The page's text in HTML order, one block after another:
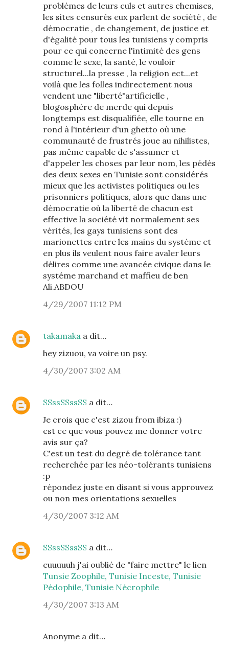
problémes de leurs culs et autres chemises,
les sites censurés eux parlent de société , de
démocratie , de changement, de justice et
d'égalité pour tous les tunisiens y compris
pour ce qui concerne l'intimité des gens
comme le sexe, la santé, le vouloir
structurel...la presse , la religion ect...et
voilà que les folles indirectement nous
vendent une "liberté"artificielle ,
blogosphére de merde qui depuis
longtemps est disqualifiée, elle tourne en
rond à l'intérieur d'un ghetto où une
communauté de frustrés joue au nihilistes,
pas même capable de s'assumer et
d'appeler les choses par leur nom, les pédés
des deux sexes en Tunisie sont considérés
mieux que les activistes politiques ou les
prisonniers politiques, alors que dans une
démocratie où la liberté de chacun est
effective la société vit normalement ses
vérités, les gays tunisiens sont des
marionettes entre les mains du systéme et
en plus ils veulent nous faire avaler leurs
délires comme une avancée civique dans le
systéme marchand et maffieu de ben
Ali.ABDOU
4/29/2007 11:12 PM
takamaka a dit…
hey zizuou, va voire un psy.
4/30/2007 3:02 AM
SSssSSssSS a dit…
Je crois que c'est zizou from ibiza :)
est ce que vous pouvez me donner votre
avis sur ça?
C'est un test du degré de tolérance tant
recherchée par les néo-tolérants tunisiens
:p
répondez juste en disant si vous approuvez
ou non mes orientations sexuelles
4/30/2007 3:12 AM
SSssSSssSS a dit…
euuuuuh j'ai oublié de "faire mettre" le lien
Tunsie Zoophile, Tunisie Inceste, Tunisie
Pédophile, Tunisie Nécrophile
4/30/2007 3:13 AM
Anonyme a dit…